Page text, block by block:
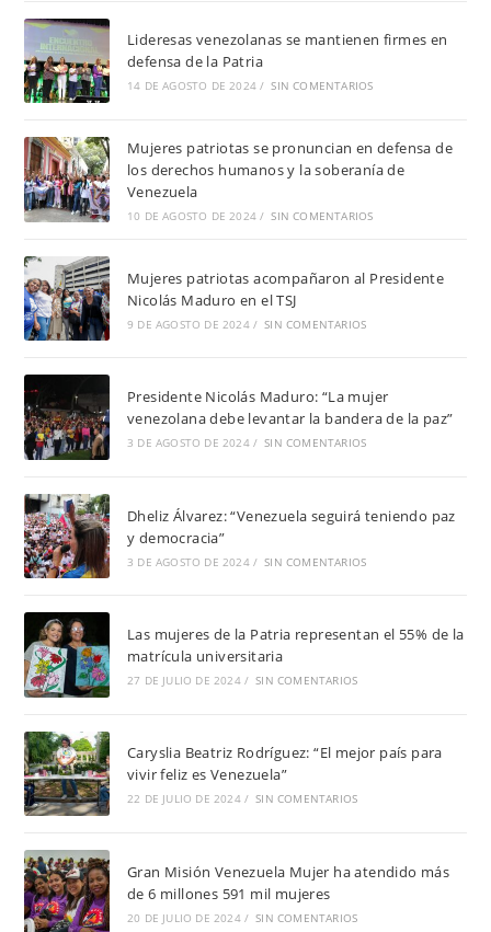
Lideresas venezolanas se mantienen firmes en
defensa de la Patria
14 DE AGOSTO DE 2024 / SIN COMENTARIOS
Mujeres patriotas se pronuncian en defensa de
los derechos humanos y la soberanía de
Venezuela
10 DE AGOSTO DE 2024 / SIN COMENTARIOS
Mujeres patriotas acompañaron al Presidente
Nicolás Maduro en el TSJ
9 DE AGOSTO DE 2024 / SIN COMENTARIOS
Presidente Nicolás Maduro: “La mujer
venezolana debe levantar la bandera de la paz”
3 DE AGOSTO DE 2024 / SIN COMENTARIOS
Dheliz Álvarez: “Venezuela seguirá teniendo paz
y democracia”
3 DE AGOSTO DE 2024 / SIN COMENTARIOS
Las mujeres de la Patria representan el 55% de la
matrícula universitaria
27 DE JULIO DE 2024 / SIN COMENTARIOS
Caryslia Beatriz Rodríguez: “El mejor país para
vivir feliz es Venezuela”
22 DE JULIO DE 2024 / SIN COMENTARIOS
Gran Misión Venezuela Mujer ha atendido más
de 6 millones 591 mil mujeres
20 DE JULIO DE 2024 / SIN COMENTARIOS